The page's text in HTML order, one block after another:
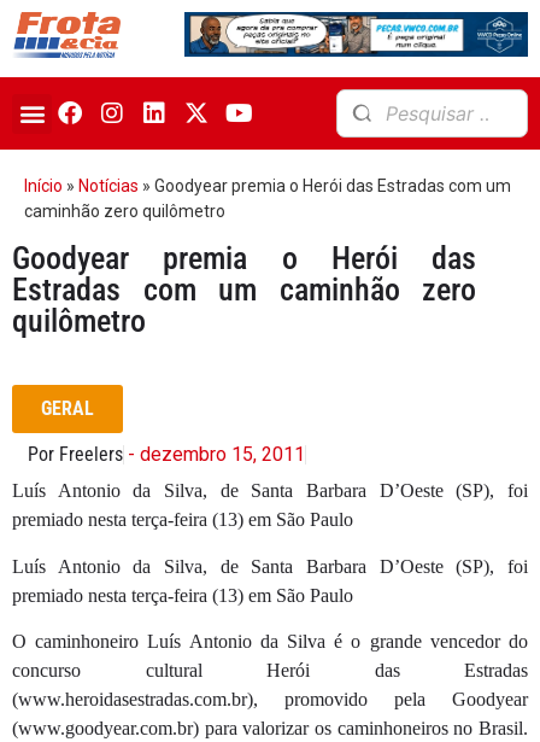
Início » Notícias » Goodyear premia o Herói das Estradas com um
caminhão zero quilômetro
Goodyear premia o Herói das
Estradas com um caminhão zero
quilômetro
GERAL
Por Freelers - dezembro 15, 2011
Luís Antonio da Silva, de Santa Barbara D’Oeste (SP), foi
premiado nesta terça-feira (13) em São Paulo
Luís Antonio da Silva, de Santa Barbara D’Oeste (SP), foi
premiado nesta terça-feira (13) em São Paulo
O caminhoneiro Luís Antonio da Silva é o grande vencedor do
concurso cultural Herói das Estradas
(www.heroidasestradas.com.br), promovido pela Goodyear
(www.goodyear.com.br) para valorizar os caminhoneiros no Brasil.